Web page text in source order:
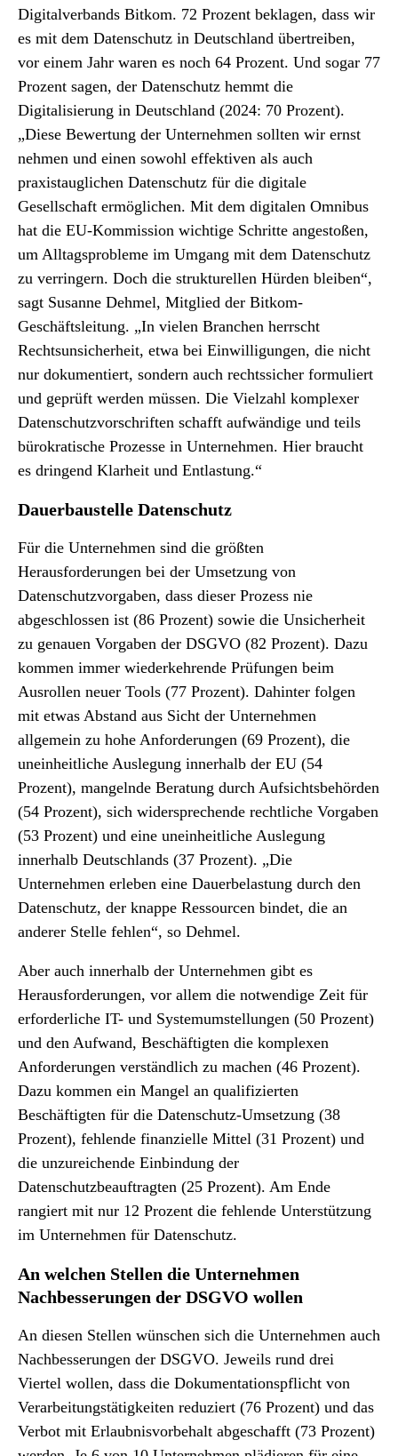
Digitalverbands Bitkom. 72 Prozent beklagen, dass wir
es mit dem Datenschutz in Deutschland übertreiben,
vor einem Jahr waren es noch 64 Prozent. Und sogar 77
Prozent sagen, der Datenschutz hemmt die
Digitalisierung in Deutschland (2024: 70 Prozent).
„Diese Bewertung der Unternehmen sollten wir ernst
nehmen und einen sowohl effektiven als auch
praxistauglichen Datenschutz für die digitale
Gesellschaft ermöglichen. Mit dem digitalen Omnibus
hat die EU-Kommission wichtige Schritte angestoßen,
um Alltagsprobleme im Umgang mit dem Datenschutz
zu verringern. Doch die strukturellen Hürden bleiben“,
sagt Susanne Dehmel, Mitglied der Bitkom-
Geschäftsleitung. „In vielen Branchen herrscht
Rechtsunsicherheit, etwa bei Einwilligungen, die nicht
nur dokumentiert, sondern auch rechtssicher formuliert
und geprüft werden müssen. Die Vielzahl komplexer
Datenschutzvorschriften schafft aufwändige und teils
bürokratische Prozesse in Unternehmen. Hier braucht
es dringend Klarheit und Entlastung.“
Dauerbaustelle Datenschutz
Für die Unternehmen sind die größten
Herausforderungen bei der Umsetzung von
Datenschutzvorgaben, dass dieser Prozess nie
abgeschlossen ist (86 Prozent) sowie die Unsicherheit
zu genauen Vorgaben der DSGVO (82 Prozent). Dazu
kommen immer wiederkehrende Prüfungen beim
Ausrollen neuer Tools (77 Prozent). Dahinter folgen
mit etwas Abstand aus Sicht der Unternehmen
allgemein zu hohe Anforderungen (69 Prozent), die
uneinheitliche Auslegung innerhalb der EU (54
Prozent), mangelnde Beratung durch Aufsichtsbehörden
(54 Prozent), sich widersprechende rechtliche Vorgaben
(53 Prozent) und eine uneinheitliche Auslegung
innerhalb Deutschlands (37 Prozent). „Die
Unternehmen erleben eine Dauerbelastung durch den
Datenschutz, der knappe Ressourcen bindet, die an
anderer Stelle fehlen“, so Dehmel.
Aber auch innerhalb der Unternehmen gibt es
Herausforderungen, vor allem die notwendige Zeit für
erforderliche IT- und Systemumstellungen (50 Prozent)
und den Aufwand, Beschäftigten die komplexen
Anforderungen verständlich zu machen (46 Prozent).
Dazu kommen ein Mangel an qualifizierten
Beschäftigten für die Datenschutz-Umsetzung (38
Prozent), fehlende finanzielle Mittel (31 Prozent) und
die unzureichende Einbindung der
Datenschutzbeauftragten (25 Prozent). Am Ende
rangiert mit nur 12 Prozent die fehlende Unterstützung
im Unternehmen für Datenschutz.
An welchen Stellen die Unternehmen
Nachbesserungen der DSGVO wollen
An diesen Stellen wünschen sich die Unternehmen auch
Nachbesserungen der DSGVO. Jeweils rund drei
Viertel wollen, dass die Dokumentationspflicht von
Verarbeitungstätigkeiten reduziert (76 Prozent) und das
Verbot mit Erlaubnisvorbehalt abgeschafft (73 Prozent)